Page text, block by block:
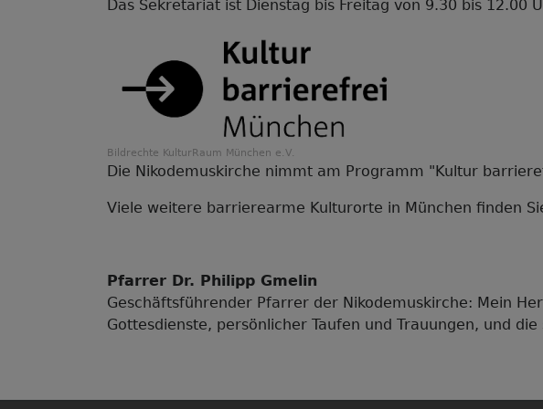
Das Sekretariat ist Dienstag bis Freitag von 9.30 bis 12.00
Bildrechte KulturRaum München e.V.
Die Nikodemuskirche nimmt am Programm "Kultur
Viele weitere barrierearme Kulturorte in München finden
Pfarrer Dr. Philipp Gmelin
Geschäftsführender Pfarrer der Nikodemuskirche: Mein
Gottesdienste, persönlicher Taufen und Trauungen, und